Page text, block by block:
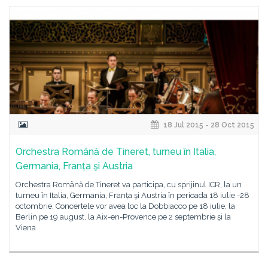
18 Jul 2015 - 28 Oct 2015
Orchestra Română de Tineret, turneu în Italia,
Germania, Franța şi Austria
Orchestra Română de Tineret va participa, cu sprijinul ICR, la un
turneu în Italia, Germania, Franța şi Austria în perioada 18 iulie -28
octombrie. Concertele vor avea loc la Dobbiacco pe 18 iulie, la
Berlin pe 19 august, la Aix-en-Provence pe 2 septembrie și la
Viena